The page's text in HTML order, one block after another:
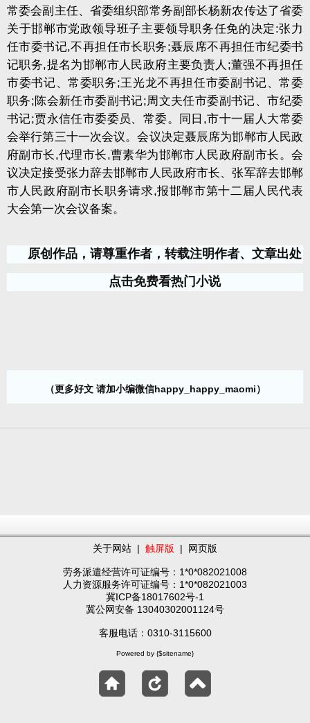
常委会副主任、省委组织部常务副部长杨新农传达了省委
关于邯郸市党政领导班子主要领导职务任免的决定 :张力
任市委书记,不再担任市长职务;聂辰席不再担任市纪委书
记职务,提名为邯郸市人民政府主要负责人 ;董强不再担任
市委书记、常委职务;王光龙不再担任市委副书记、常委
职务;陈会新任市委副书记;周文夫任市委副书记、市纪委
书记;贾永信任市委委员、常委。同日 ,市十一届人大常委
会举行第三十一次会议。会议决定聂辰席为邯郸市人民政
府副市长,代理市长,曹素华为邯郸市人民政府副市长。会
议决定接受张力辞去邯郸市人民政府市长、张军辞去邯郸
市人民政府副市长职务请求,报邯郸市第十二届人民代表
大会第一次会议备案。
原创作品，请尊重作者，转载注明作者、文章出处
点击免费看热门小说
（更多好文 请加小编微信happy_happy_maomi）
关于网站 | 触屏版 | 网页版
劳务派遣经营许可证编号：1*0*082021008
人力资源服务许可证编号：1*0*082021003
冀ICP备18017602号-1
冀公网安备 13040302001124号
客服电话：0310-3115600
Powered by {$sitename}